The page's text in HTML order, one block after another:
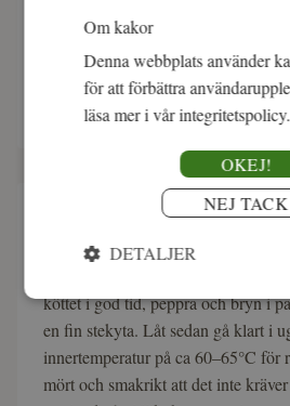
Så tillagar du
köttet i god tid, peppra och bryn i
en fin stekyta. Låt sedan gå klart i
innertemperatur på ca 60–65°C för
mört och smakrikt att det inte
Om kakor
Denna webbplats använder
för att förbättra
läsa mer i vår integritetspolicy.
OKEJ!
NEJ TACK
DETALJER